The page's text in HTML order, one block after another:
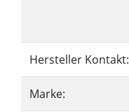
Hersteller Kontakt:
Marke: